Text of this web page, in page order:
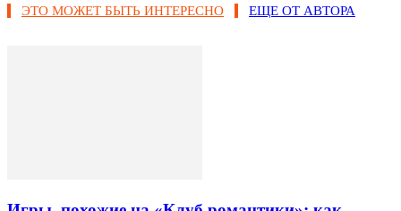
ЭТО МОЖЕТ БЫТЬ ИНТЕРЕСНО ЕЩЕ ОТ АВТОРА